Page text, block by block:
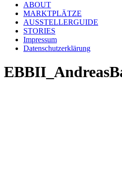
ABOUT
MARKTPLÄTZE
AUSSTELLERGUIDE
STORIES
Impressum
Datenschutzerklärung